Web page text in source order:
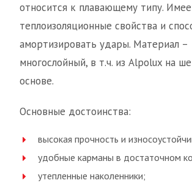
относится к плавающему типу.
теплоизоляционные свойства и
амортизировать удары. Материал –
многослойный, в т.ч. из Alpolux на
основе.
Основные достоинства:
высокая прочность и
удобные карманы в достаточном
утепленные наколенники;